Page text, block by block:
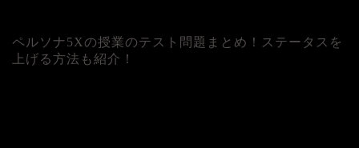
ペルソナ5Xの授業のテスト問題まとめ！ステータスを
上げる方法も紹介！